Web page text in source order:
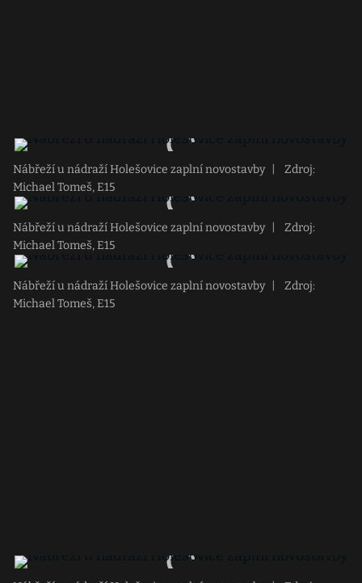
Nábřeží u nádraží Holešovice zaplní novostavby
Zdroj:
Michael Tomeš, E15
Nábřeží u nádraží Holešovice zaplní novostavby
Zdroj:
Michael Tomeš, E15
Nábřeží u nádraží Holešovice zaplní novostavby
Zdroj:
Michael Tomeš, E15